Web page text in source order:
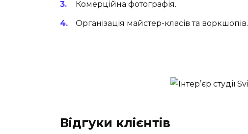
Комерційна фотографія.
Організація майстер-класів та воркшопів.
Відгуки клієнтів